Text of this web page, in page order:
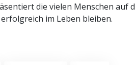
die vielen Menschen auf
im Leben bleiben.